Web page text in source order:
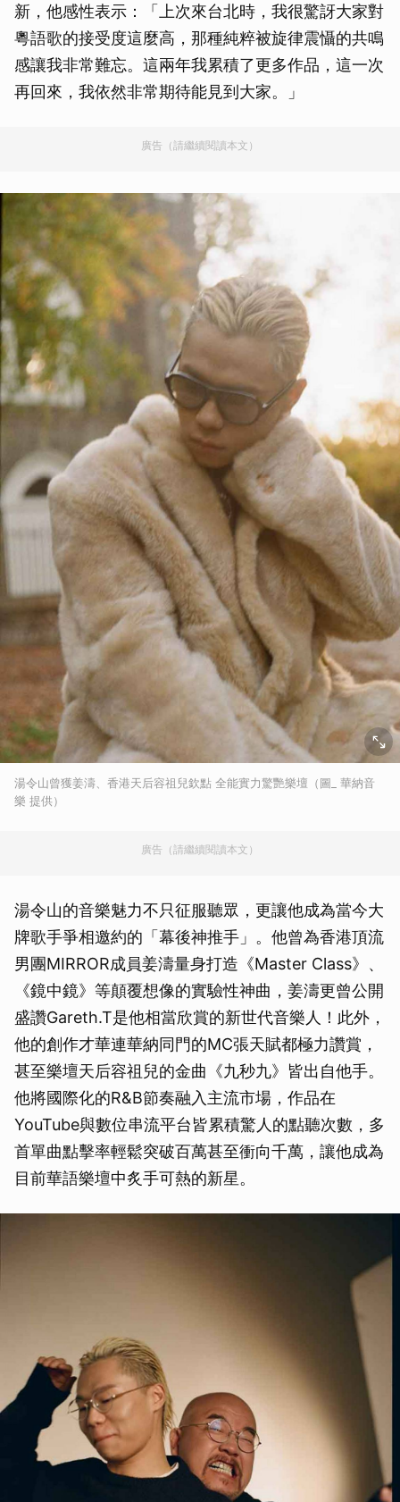
新，他感性表示：「上次來台北時，我很驚訝大家對
粵語歌的接受度這麼高，那種純粹被旋律震懾的共鳴
感讓我非常難忘。這兩年我累積了更多作品，這一次
再回來，我依然非常期待能見到大家。」
廣告（請繼續閱讀本文）
湯令山曾獲姜濤、香港天后容祖兒欽點 全能實力驚艷樂壇（圖_ 華納音
樂 提供）
廣告（請繼續閱讀本文）
湯令山的音樂魅力不只征服聽眾，更讓他成為當今大
牌歌手爭相邀約的「幕後神推手」。他曾為香港頂流
男團MIRROR成員姜濤量身打造《Master Class》、
《鏡中鏡》等顛覆想像的實驗性神曲，姜濤更曾公開
盛讚Gareth.T是他相當欣賞的新世代音樂人！此外，
他的創作才華連華納同門的MC張天賦都極力讚賞，
甚至樂壇天后容祖兒的金曲《九秒九》皆出自他手。
他將國際化的R&B節奏融入主流市場，作品在
YouTube與數位串流平台皆累積驚人的點聽次數，多
首單曲點擊率輕鬆突破百萬甚至衝向千萬，讓他成為
目前華語樂壇中炙手可熱的新星。